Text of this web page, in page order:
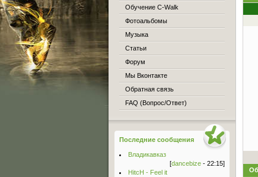
Обучение C-Walk
Фотоальбомы
Музыка
Статьи
Форум
Мы Вконтакте
Обратная связь
FAQ (Вопрос/Ответ)
Последние сообщения
Владикавказ
[dancebize- 22:15]
HitcH - Feel it